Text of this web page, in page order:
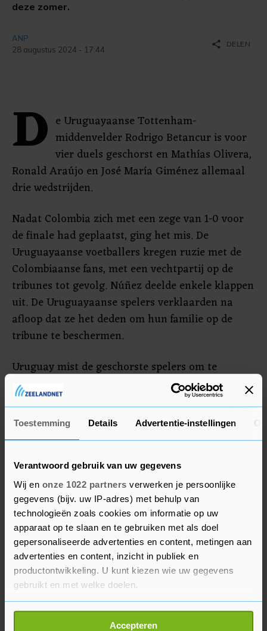
Toestemming Details Advertentie-instellingen
Verantwoord gebruik van uw gegevens
Wij en onze 1022 partners verwerken je persoonlijke
gegevens (bijv. uw IP-adres) met behulp van
technologieën zoals cookies om informatie op uw
apparaat op te slaan en te gebruiken met als doel
gepersonaliseerde advertenties en content, metingen aan
advertenties en content, inzicht in publiek en
productontwikkeling. U kunt kiezen wie uw gegevens
gebruikt en met welke doelen.
Als u het toestaat, willen we ook graag:
Accepteren
deze zomer.
ANP
28 augustus 2024 - 17:44
share DELEN
D e Uruguayaanse Tottenham-
middenvelder Rodrigo Betancur is voor
vier duels geschorst en Mathías Olivera,
Ronald Araújo en José María Giménez allemaal
drie wedstrijden.
Nadat Colombia zich met een zege van 1-0 voor
de finale had geplaatst, ging het mis. De
Uruguayaanse voetballers kregen ruzie met de
Colombiaanse fans, met een vechtpartij op de
tribunes tot gevolg. Núñez deelde enkele klappen
uit. De Uruguayaanse spelers verklaarden na
afloop dat ze het deden om hun familie op de
tribune te beschermen.
Uruguay mist de geschorste spelers om te
beginnen in de komende twee WK-
kwalificatiewedstrijden tegen Paraguay (7
september) en Venezuela (11 september).